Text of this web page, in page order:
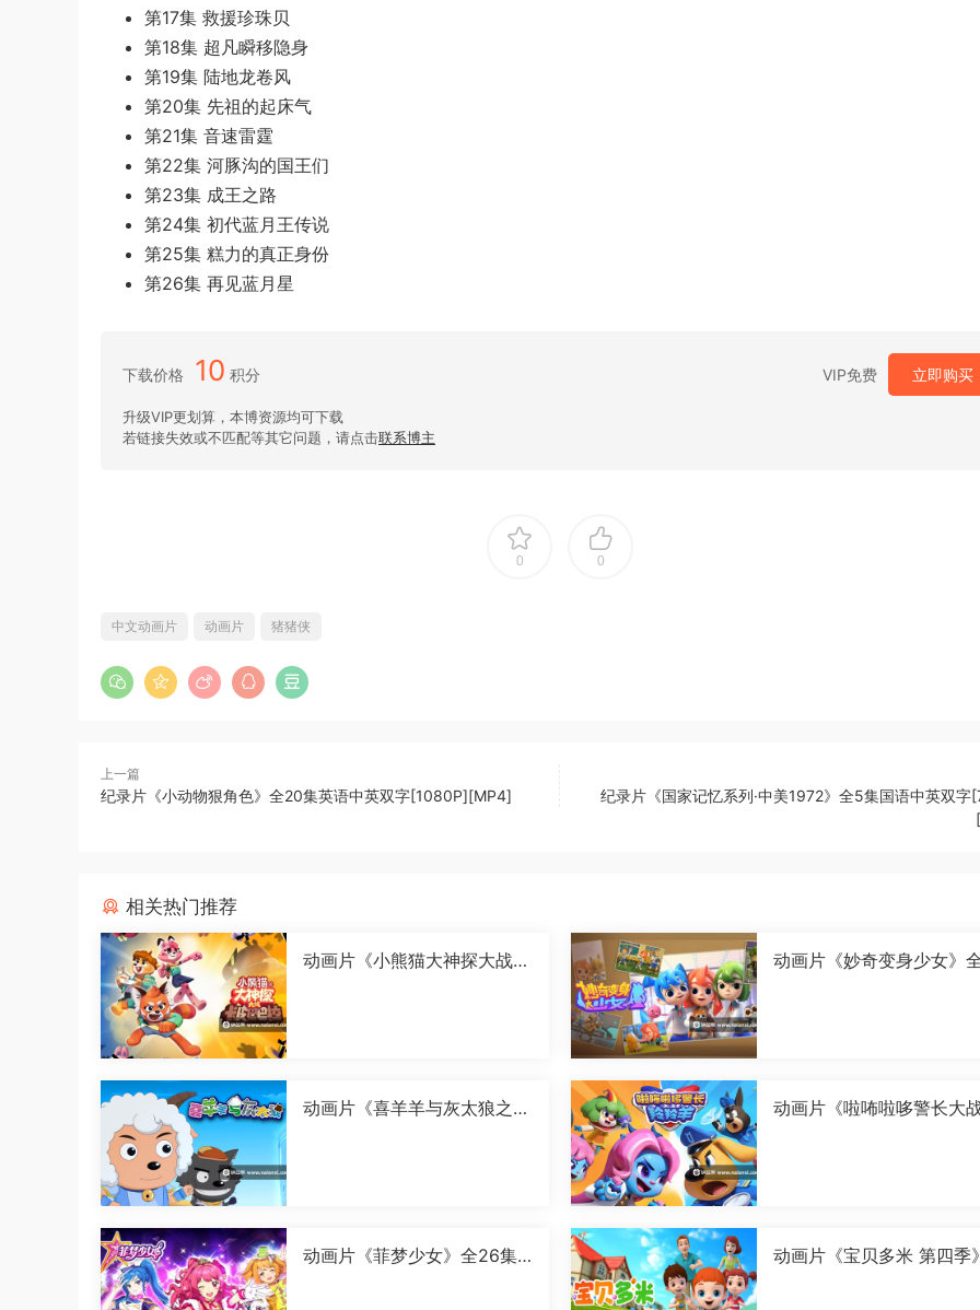
第17集 救援珍珠贝
第18集 超凡瞬移隐身
第19集 陆地龙卷风
第20集 先祖的起床气
第21集 音速雷霆
第22集 河豚沟的国王们
第23集 成王之路
第24集 初代蓝月王传说
第25集 糕力的真正身份
第26集 再见蓝月星
下载价格 10 积分 VIP免费 立即购买
升级VIP更划算，本博资源均可下载
若链接失效或不匹配等其它问题，请点击联系博主
0 0
中文动画片 动画片 猪猪侠
上一篇
纪录片《小动物狠角色》全20集英语中英双字[1080P][MP4]
纪录片《国家记忆系列·中美1972》全5集国语中英双字
相关热门推荐
动画片《小熊猫大神探大战卡
动画片《妙奇变身少女》
动画片《喜羊羊与灰太狼之古
动画片《啦咘啦哆警长大
动画片《菲梦少女》全26集
动画片《宝贝多米 第四季